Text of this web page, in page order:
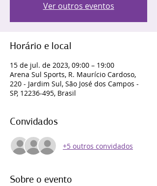
Ver outros eventos
Horário e local
15 de jul. de 2023, 09:00 – 19:00
Arena Sul Sports, R. Maurício Cardoso,
220 - Jardim Sul, São José dos Campos -
SP, 12236-495, Brasil
Convidados
+5 outros convidados
Sobre o evento